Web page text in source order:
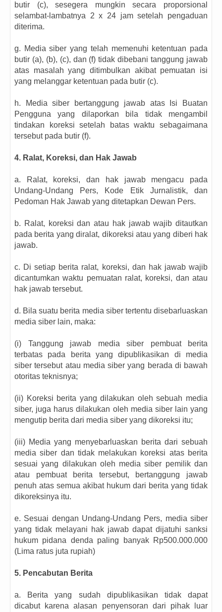
butir (c), sesegera mungkin secara proporsional
selambat-lambatnya 2 x 24 jam setelah pengaduan
diterima.
g. Media siber yang telah memenuhi ketentuan pada
butir (a), (b), (c), dan (f) tidak dibebani tanggung jawab
atas masalah yang ditimbulkan akibat pemuatan isi
yang melanggar ketentuan pada butir (c).
h. Media siber bertanggung jawab atas Isi Buatan
Pengguna yang dilaporkan bila tidak mengambil
tindakan koreksi setelah batas waktu sebagaimana
tersebut pada butir (f).
4. Ralat, Koreksi, dan Hak Jawab
a. Ralat, koreksi, dan hak jawab mengacu pada
Undang-Undang Pers, Kode Etik Jurnalistik, dan
Pedoman Hak Jawab yang ditetapkan Dewan Pers.
b. Ralat, koreksi dan atau hak jawab wajib ditautkan
pada berita yang diralat, dikoreksi atau yang diberi hak
jawab.
c. Di setiap berita ralat, koreksi, dan hak jawab wajib
dicantumkan waktu pemuatan ralat, koreksi, dan atau
hak jawab tersebut.
d. Bila suatu berita media siber tertentu disebarluaskan
media siber lain, maka:
(i) Tanggung jawab media siber pembuat berita
terbatas pada berita yang dipublikasikan di media
siber tersebut atau media siber yang berada di bawah
otoritas teknisnya;
(ii) Koreksi berita yang dilakukan oleh sebuah media
siber, juga harus dilakukan oleh media siber lain yang
mengutip berita dari media siber yang dikoreksi itu;
(iii) Media yang menyebarluaskan berita dari sebuah
media siber dan tidak melakukan koreksi atas berita
sesuai yang dilakukan oleh media siber pemilik dan
atau pembuat berita tersebut, bertanggung jawab
penuh atas semua akibat hukum dari berita yang tidak
dikoreksinya itu.
e. Sesuai dengan Undang-Undang Pers, media siber
yang tidak melayani hak jawab dapat dijatuhi sanksi
hukum pidana denda paling banyak Rp500.000.000
(Lima ratus juta rupiah)
5. Pencabutan Berita
a. Berita yang sudah dipublikasikan tidak dapat
dicabut karena alasan penyensoran dari pihak luar